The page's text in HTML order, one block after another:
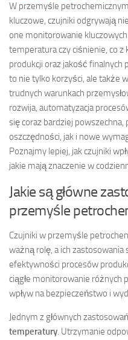
W przemyśle
kluczowe, czujniki odgrywają
one monitorowanie
temperatura czy ciśnienie, co
produkcji oraz jakość finalnych
to nie tylko korzyści, ale także
trudnych warunkach
rozwija, automatyzacja
się coraz bardziej
oszczędności, jak i nowe
Poznajmy lepiej, jak czujniki
jakie mają znaczenie w
Jakie są główne
przemyśle
Czujniki w przemyśle
ważną rolę, a ich zastosowania
efektywności procesów
ciągłe monitorowanie różnych
wpływ na bezpieczeństwo i
Jednym z głównych
temperatury. Utrzymanie